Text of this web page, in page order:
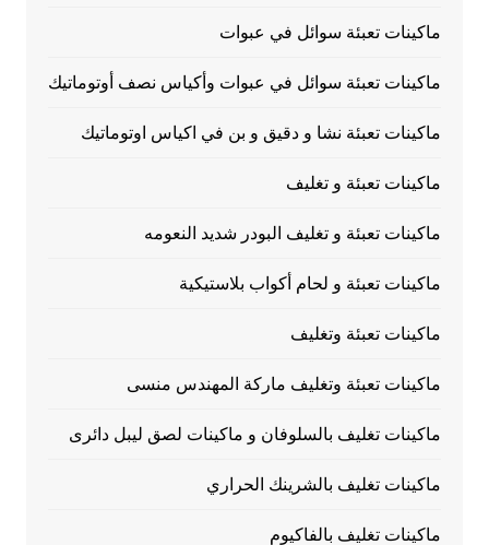
ماكينات تعبئة سوائل في عبوات
ماكينات تعبئة سوائل في عبوات وأكياس نصف أوتوماتيك
ماكينات تعبئة نشا و دقيق و بن في اكياس اوتوماتيك
ماكينات تعبئة و تغليف
ماكينات تعبئة و تغليف البودر شديد النعومه
ماكينات تعبئة و لحام أكواب بلاستيكية
ماكينات تعبئة وتغليف
ماكينات تعبئة وتغليف ماركة المهندس منسى
ماكينات تغليف بالسلوفان و ماكينات لصق ليبل دائرى
ماكينات تغليف بالشرينك الحراري
ماكينات تغليف بالفاكيوم